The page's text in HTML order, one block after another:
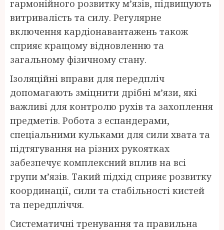
гармонійного розвитку м’язів, підвищують
витривалість та силу. Регулярне
включення кардіонавантажень також
сприяє кращому відновленню та
загальному фізичному стану.
Ізоляційні вправи для передпліч
допомагають зміцнити дрібні м’язи, які
важливі для контролю рухів та захоплення
предметів. Робота з еспандерами,
спеціальними кульками для сили хвата та
підтягування на різних рукоятках
забезпечує комплексний вплив на всі
групи м’язів. Такий підхід сприяє розвитку
координації, сили та стабільності кистей
та передпліччя.
Систематичні тренування та правильна